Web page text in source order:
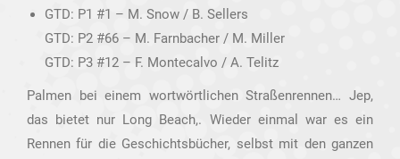
GTD: P1 #1 – M. Snow / B. Sellers
GTD: P2 #66 – M. Farnbacher / M. Miller
GTD: P3 #12 – F. Montecalvo / A. Telitz
Palmen bei einem wortwörtlichen Straßenrennen… Jep,
das bietet nur Long Beach,. Wieder einmal war es ein
Rennen für die Geschichtsbücher, selbst mit den ganzen